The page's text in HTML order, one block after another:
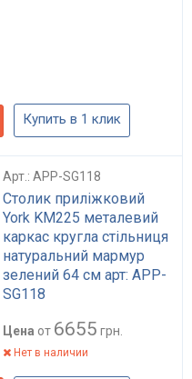
Купить в 1 клик
Арт.: APP-SG118
Столик приліжковий
York KM225 металевий
каркас кругла стільниця
натуральний мармур
зелений 64 см арт: APP-
SG118
Цена от 6655 грн.
Нет в наличии